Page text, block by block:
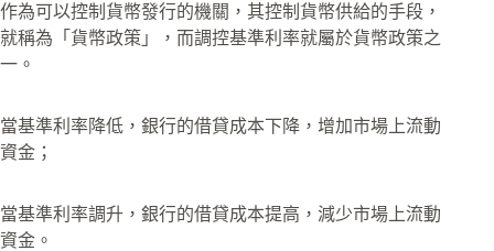
作為可以控制貨幣發行的機關，其控制貨幣供給的手段，
就稱為「貨幣政策」，而調控基準利率就屬於貨幣政策之
一。
當基準利率降低，銀行的借貸成本下降，增加市場上流動
資金；
當基準利率調升，銀行的借貸成本提高，減少市場上流動
資金。